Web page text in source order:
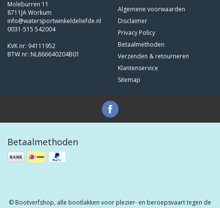
Moleburren 11
8711JA Workum
info@watersportwinkeldeliefde.nl
0031-515 542004
KVK nr: 94111952
BTW nr: NL866640204B01
Algemene voorwaarden
Disclaimer
Privacy Policy
Betaalmethoden
Verzenden & retourneren
Klantenservice
Sitemap
Betaalmethoden
© Bootverfshop, alle bootlakken voor plezier- en beroepsvaart tegen de